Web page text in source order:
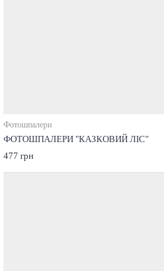
Фотошпалери
ФОТОШПАЛЕРИ "КАЗКОВИЙ ЛІС"
477 грн